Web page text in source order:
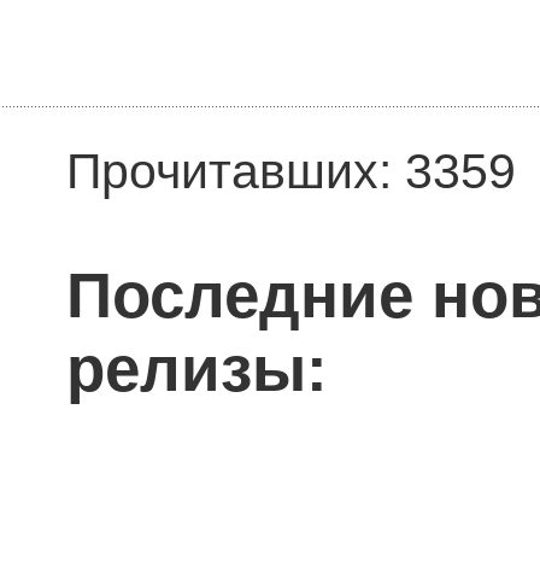
Прочитавших: 3359
Последние
релизы: